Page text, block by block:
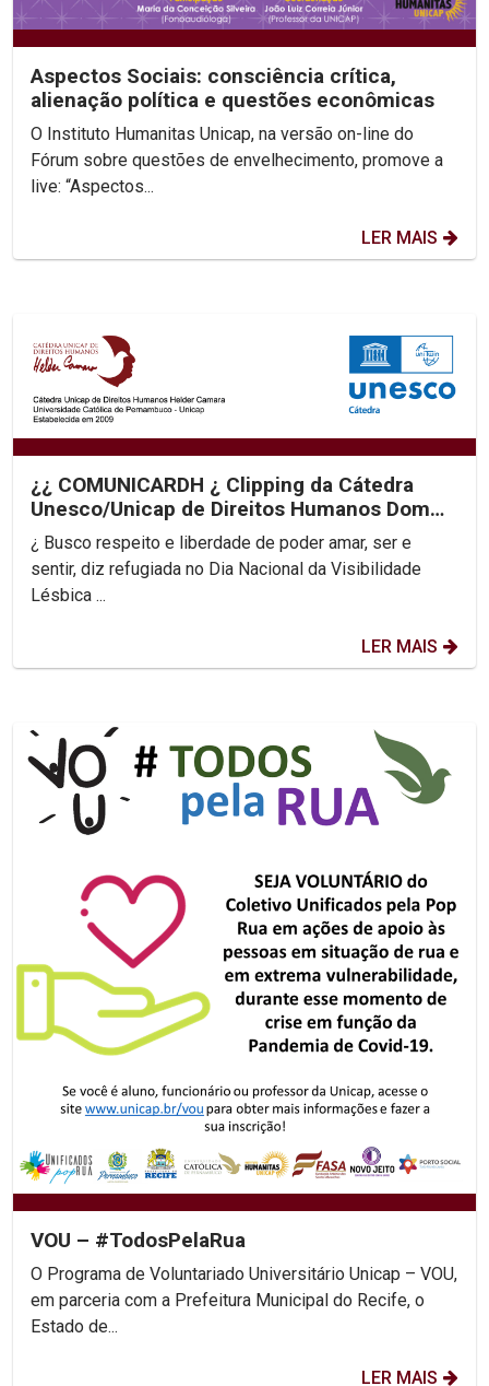
Aspectos Sociais: consciência crítica,
alienação política e questões econômicas
O Instituto Humanitas Unicap, na versão on-line do
Fórum sobre questões de envelhecimento, promove a
live: “Aspectos...
LER MAIS
¿¿ COMUNICARDH ¿ Clipping da Cátedra
Unesco/Unicap de Direitos Humanos Dom
Helder Camara
¿ Busco respeito e liberdade de poder amar, ser e
sentir, diz refugiada no Dia Nacional da Visibilidade
Lésbica ...
LER MAIS
VOU – #TodosPelaRua
O Programa de Voluntariado Universitário Unicap – VOU,
em parceria com a Prefeitura Municipal do Recife, o
Estado de...
LER MAIS